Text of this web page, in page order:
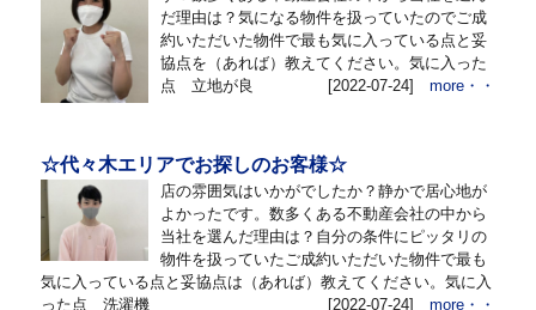
だ理由は？気になる物件を扱っていたのでご成
約いただいた物件で最も気に入っている点と妥
協点を（あれば）教えてください。気に入った
点 立地が良
[2022-07-24] more・・
☆代々木エリアでお探しのお客様☆
店の雰囲気はいかがでしたか？静かで居心地が
よかったです。数多くある不動産会社の中から
当社を選んだ理由は？自分の条件にピッタリの
物件を扱っていたご成約いただいた物件で最も
気に入っている点と妥協点は（あれば）教えてください。気に入
った点 洗濯機
[2022-07-24] more・・